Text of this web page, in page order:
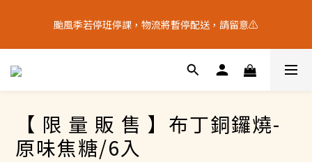
享免運（不同溫層運費另計）🚚
颱風季若停班停課，物流將暫停配送，請留意⚠️
🚚 全館宅配【常溫】滿$2,000。享免運 ‖【冷凍🧊】滿$3,000。
【 限 量 販 售 】布丁銅鑼燒-
原味焦糖/6入